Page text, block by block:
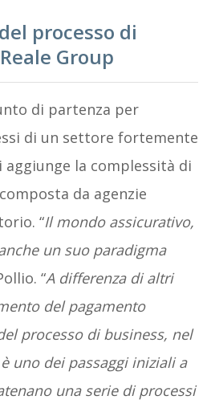
processo di
Group
di partenza per
di un settore fortemente
aggiunge la complessità di
da agenzie
“Il mondo assicurativo,
un suo paradigma
“A differenza di altri
del pagamento
processo di business, nel
uno dei passaggi iniziali a
una serie di processi